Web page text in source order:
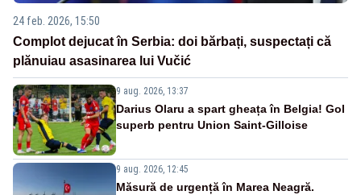
24 feb. 2026, 15:50
Complot dejucat în Serbia: doi bărbați, suspectați că
plănuiau asasinarea lui Vučić
9 aug. 2026, 13:37
Darius Olaru a spart gheața în Belgia! Gol
superb pentru Union Saint-Gilloise
9 aug. 2026, 12:45
Măsură de urgență în Marea Neagră.